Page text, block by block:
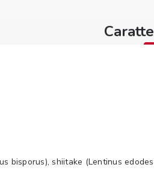
bisporus), shiitake (Lentinus